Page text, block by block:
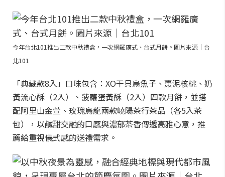
今年台北101推出二款中秋禮盒，一次網羅廣式、台式月餅。圖片來源｜台
北101
「典藏款8入」口味包含：XO干貝烏魚子、棗泥核桃、奶
黃流心酥（2入）、菠蘿蛋黃酥（2入）四款月餅，並搭
配阿里山金萱、玫瑰烏龍兩款嶢陽茶行茶品（各5入茶
包），以鹹甜交融的口感與濃郁茶香傳遞高雅心意，推
薦給重視儀式感的送禮需求。